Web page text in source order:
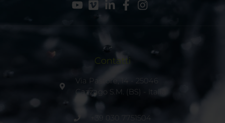
Contatti
Via Pastore, 14 - 25046
Cazzago S.M. (BS) - Italia
+39 030 7751504